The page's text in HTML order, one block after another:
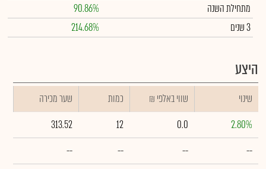
מתחילת השנה
90.86%
3 שנים
214.68%
היצע
שינוי ₪ שווי באלפי כמות
שער מכירה
2.80%
0.0
12
313.52
--
--
--
--